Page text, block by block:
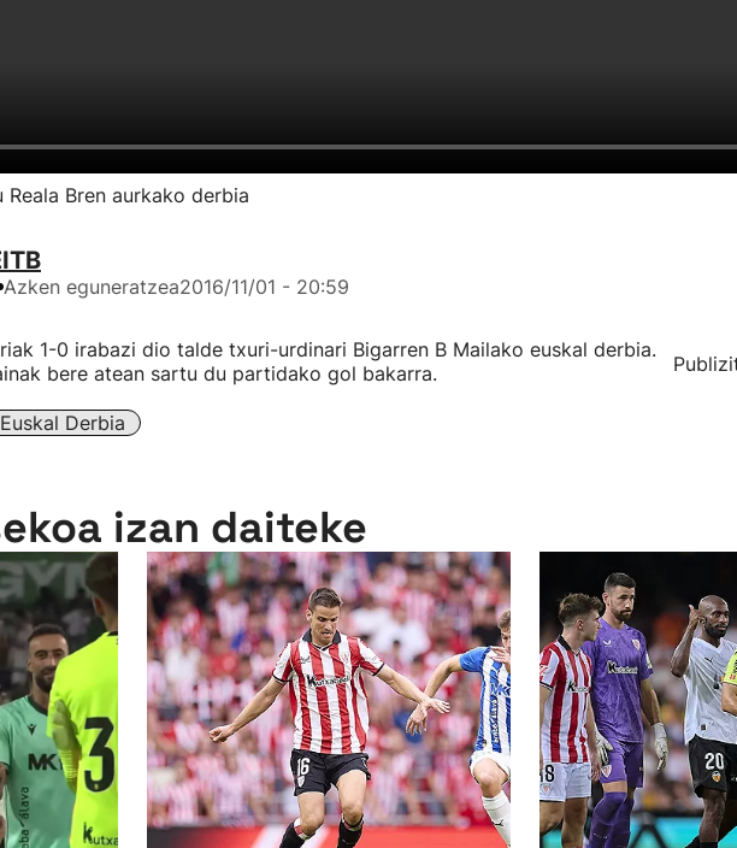
Bren aurkako derbia
Azken eguneratzea2016/11/01 - 20:59
1-0 irabazi dio talde txuri-urdinari Bigarren B Mailako euskal derbia.
bere atean sartu du partidako gol bakarra.
Euskal Derbia
izan daiteke